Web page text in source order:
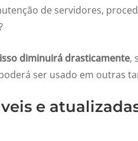
de servidores,
diminuirá drasticamente,
ser usado em outras
e